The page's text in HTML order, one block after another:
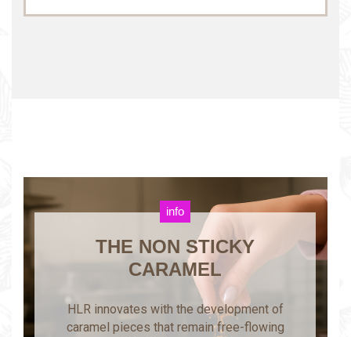
THE NON STICKY
CARAMEL
HLR innovates with the development of
caramel pieces that remain free-flowing
info